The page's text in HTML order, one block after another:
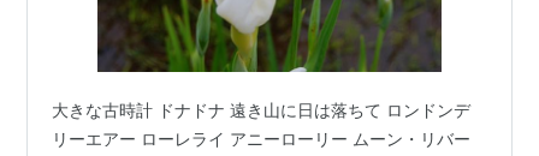
大きな古時計 ドナドナ 遠き山に日は落ちて ロンドンデ
リーエアー ローレライ アニーローリー ムーン・リバー